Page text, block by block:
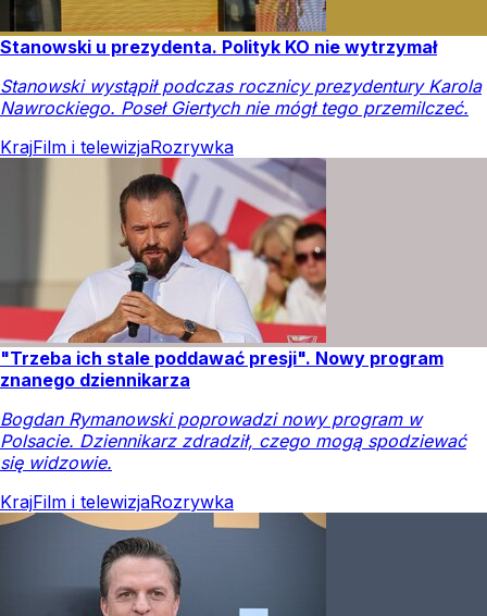
Stanowski u prezydenta. Polityk KO nie wytrzymał
Stanowski wystąpił podczas rocznicy prezydentury Karola
Nawrockiego. Poseł Giertych nie mógł tego przemilczeć.
KrajFilm i telewizjaRozrywka
"Trzeba ich stale poddawać presji". Nowy program
znanego dziennikarza
Bogdan Rymanowski poprowadzi nowy program w
Polsacie. Dziennikarz zdradził, czego mogą spodziewać
się widzowie.
KrajFilm i telewizjaRozrywka